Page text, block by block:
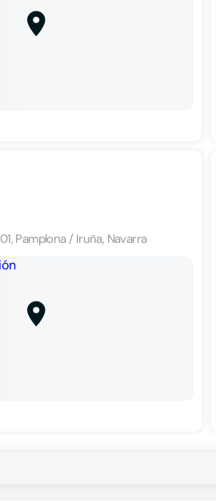
Pamplona / Iruña, Navarra